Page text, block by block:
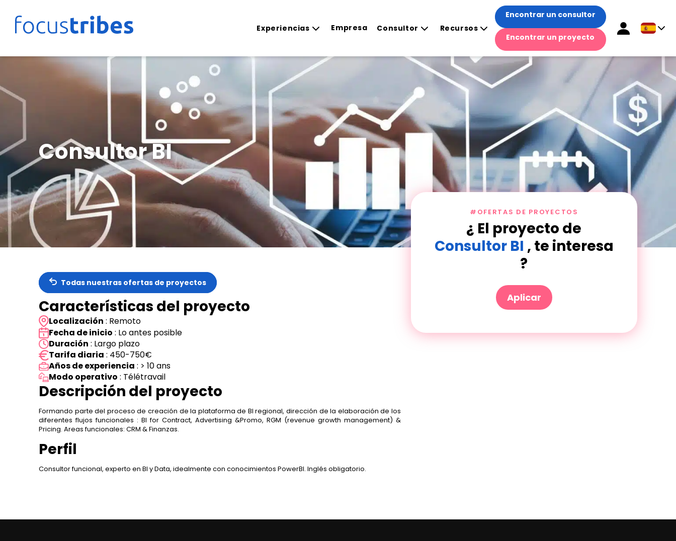
Experiencias Empresa Consultor Recursos
Encontrar un consultor
Encontrar un proyecto
Consultor BI
Todas nuestras ofertas de proyectos
Características del proyecto
Localización : Remoto
Fecha de inicio : Lo antes posible
Duración : Largo plazo
Tarifa diaria : 450-750€
Años de experiencia : > 10 ans
Modo operativo : Télétravail
Descripción del proyecto
Formando parte del proceso de creación de la plataforma de BI regional, dirección de la elaboración de los
diferentes flujos funcionales : BI for Contract, Advertising &Promo, RGM (revenue growth management) &
Pricing. Areas funcionales: CRM & Finanzas.
Perfil
Consultor funcional, experto en BI y Data, idealmente con conocimientos PowerBI. Inglés obligatorio.
#OFERTAS DE PROYECTOS
¿ El proyecto de
Consultor BI , te interesa
?
Aplicar